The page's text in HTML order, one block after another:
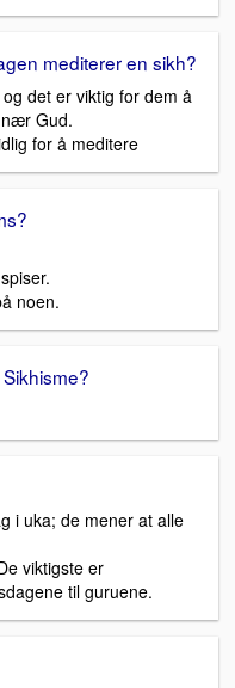
mediterer en sikh?
det er viktig for dem å
Gud.
for å meditere
noen.
i uka; de mener at alle
viktigste er
til guruene.